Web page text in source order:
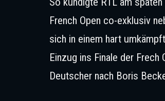
French Open co-exklusiv
sich in einem hart
Einzug ins Finale der
Deutscher nach Boris